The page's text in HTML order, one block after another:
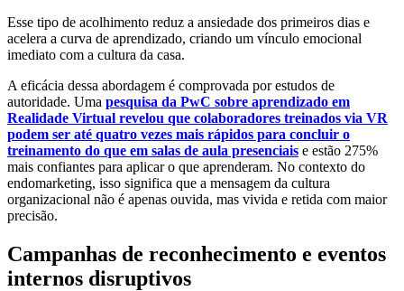
Esse tipo de acolhimento reduz a ansiedade dos primeiros dias e
acelera a curva de aprendizado, criando um vínculo emocional
imediato com a cultura da casa.
A eficácia dessa abordagem é comprovada por estudos de
autoridade. Uma pesquisa da PwC sobre aprendizado em
Realidade Virtual revelou que colaboradores treinados via VR
podem ser até quatro vezes mais rápidos para concluir o
treinamento do que em salas de aula presenciais e estão 275%
mais confiantes para aplicar o que aprenderam. No contexto do
endomarketing, isso significa que a mensagem da cultura
organizacional não é apenas ouvida, mas vivida e retida com maior
precisão.
Campanhas de reconhecimento e eventos
internos disruptivos